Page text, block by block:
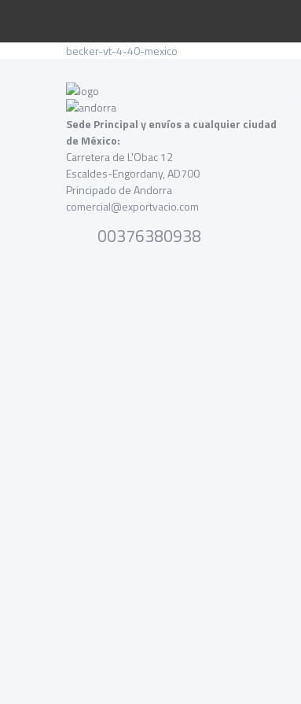
becker-vt-4-40-mexico
Sede Principal y envíos a cualquier ciudad
de México:
Carretera de L'Obac 12
Escaldes-Engordany, AD700
Principado de Andorra
comercial@exportvacio.com
00376380938